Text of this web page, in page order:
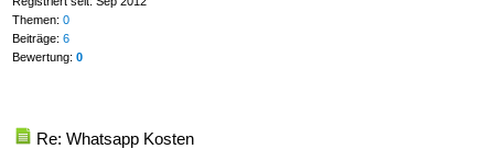
Themen: 0
Beiträge: 6
Bewertung: 0
Re: Whatsapp Kosten